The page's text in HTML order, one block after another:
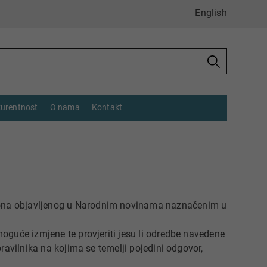
English
O nama Kontakt
objavljenog u Narodnim novinama naznačenim u
izmjene te provjeriti jesu li odredbe navedene
na kojima se temelji pojedini odgovor,